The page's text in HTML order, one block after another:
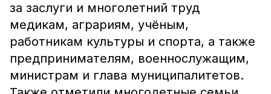
за заслуги и многолетний труд
медикам, аграриям, учёным,
работникам культуры и спорта, а также
предпринимателям, военнослужащим,
министрам и глава муниципалитетов.